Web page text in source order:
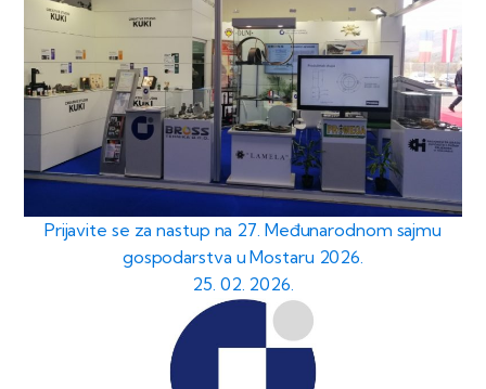
Prijavite se za nastup na 27. Međunarodnom sajmu
gospodarstva u Mostaru 2026.
25. 02. 2026.